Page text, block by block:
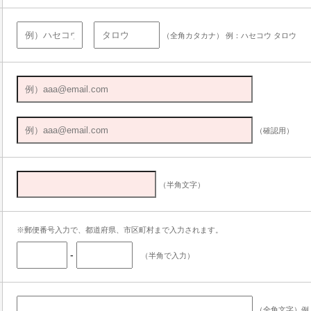
（全角カタカナ） 例：ハセコウ タロウ
（確認用）
（半角文字）
※郵便番号入力で、都道府県、市区町村まで入力されます。
- （半角で入力）